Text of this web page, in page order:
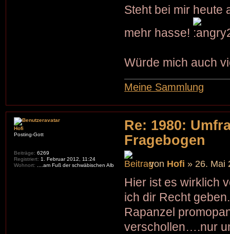
Steht bei mir heute
mehr hasse!
Würde mich auch
Meine Sammlung
Re: 1980:
Fragebogen
von Hofi » 26. Mai
Hier ist es wirklich
ich dir Recht
Rapanzel
verschollen….nur
Hofi
Posting-Gott
Beiträge: 6269
Registriert: 1. Februar 2012, 11:24
Wohnort: ....am Fuß der schwäbischen Alb